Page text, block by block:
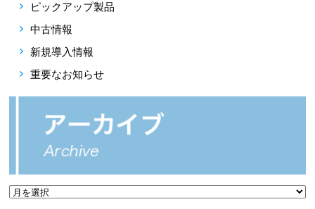
ピックアップ製品
中古情報
新規導入情報
重要なお知らせ